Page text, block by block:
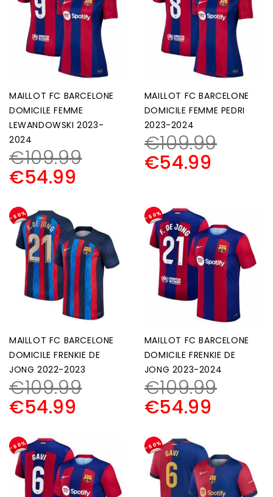
MAILLOT FC BARCELONE
DOMICILE FEMME
LEWANDOWSKI 2023-
2024
€109.99
€54.99
MAILLOT FC BARCELONE
DOMICILE FEMME PEDRI
2023-2024
€109.99
€54.99
-50%
MAILLOT FC BARCELONE
DOMICILE FRENKIE DE
JONG 2022-2023
€109.99
€54.99
-50%
MAILLOT FC BARCELONE
DOMICILE FRENKIE DE
JONG 2023-2024
€109.99
€54.99
-50% -50%